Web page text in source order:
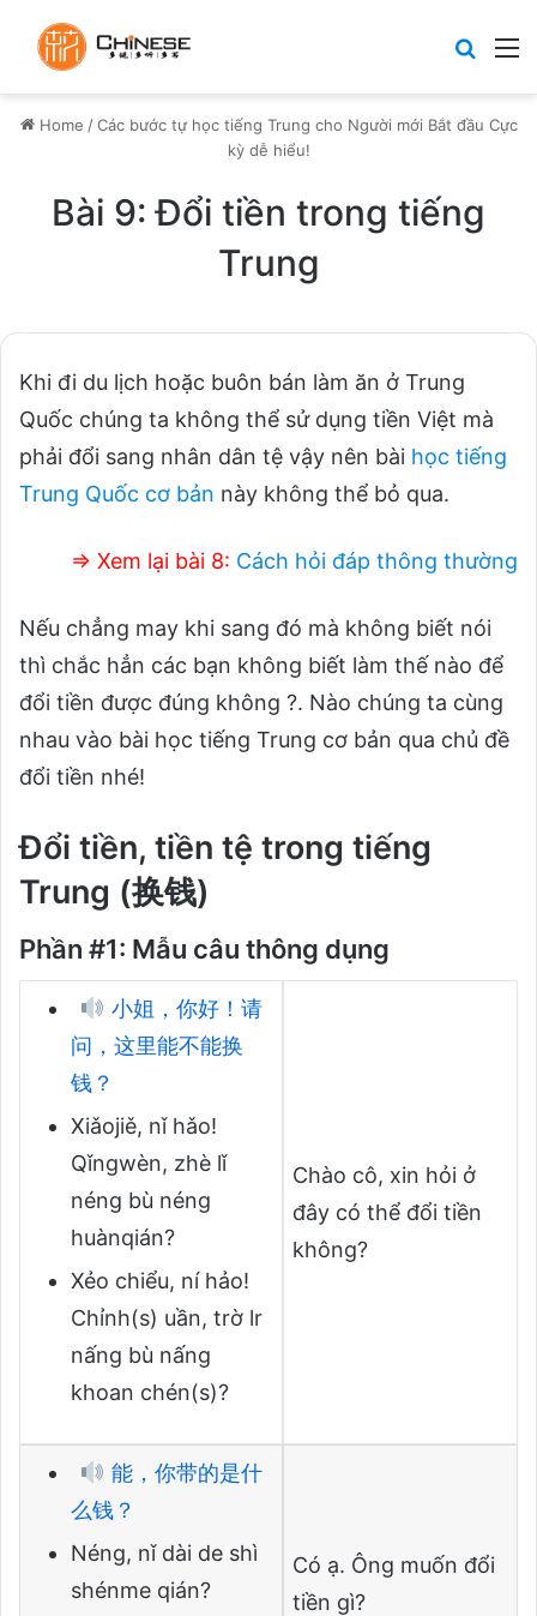
Home / Các bước tự học tiếng Trung cho Người mới Bắt đầu Cực
kỳ dễ hiểu!
Bài 9: Đổi tiền trong tiếng
Trung
Khi đi du lịch hoặc buôn bán làm ăn ở Trung
Quốc chúng ta không thể sử dụng tiền Việt mà
phải đổi sang nhân dân tệ vậy nên bài học tiếng
Trung Quốc cơ bản này không thể bỏ qua.
⇒ Xem lại bài 8: Cách hỏi đáp thông thường
Nếu chẳng may khi sang đó mà không biết nói
thì chắc hẳn các bạn không biết làm thế nào để
đổi tiền được đúng không ?. Nào chúng ta cùng
nhau vào bài học tiếng Trung cơ bản qua chủ đề
đổi tiền nhé!
Đổi tiền, tiền tệ trong tiếng
Trung (换钱)
Phần #1: Mẫu câu thông dụng
小姐，你好！请
问，这里能不能换
钱？
Xiǎojiě, nǐ hǎo!
Qǐngwèn, zhè lǐ
néng bù néng
huànqián?
Xẻo chiểu, ní hảo!
Chỉnh(s) uần, trờ lr
nấng bù nấng
khoan chén(s)?
Chào cô, xin hỏi ở
đây có thể đổi tiền
không?
能，你带的是什
么钱？
Néng, nǐ dài de shì
shénme qián?
Có ạ. Ông muốn đổi
tiền gì?